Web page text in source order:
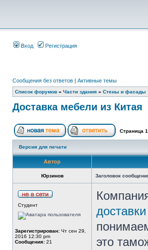
Вход Регистрация
Сообщения без ответов | Активные темы
Список форумов » Части здания » Стены и фасады
Доставка мебели из Китая
Страница 1
Версия для печати
Автор
Юрзинов Заголовок
Студент
Зарегистрирован: Чт сен 29,
2016 12:30 pm
Сообщения: 21
это